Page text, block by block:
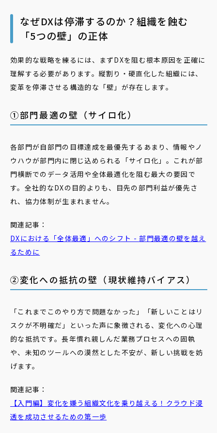
なぜDXは停滞するのか？組織を蝕む
「5つの壁」の正体
効果的な戦略を練るには、まずDXを阻む根本原因を正確に
理解する必要があります。縦割り・硬直化した組織には、
変革を停滞させる構造的な「壁」が存在します。
①部門最適の壁（サイロ化）
各部門が自部門の目標達成を最優先するあまり、情報やノ
ウハウが部門内に閉じ込められる「サイロ化」。これが部
門横断でのデータ活用や全体最適化を阻む最大の要因で
す。全社的なDXの目的よりも、目先の部門利益が優先さ
れ、協力体制が生まれません。
関連記事：
DXにおける「全体最適 」へのシフト -部門最適の壁を越え
るために
②変化への抵抗の壁（現状維持バイアス）
「これまでこのやり方で問題なかった」「新しいことはリ
スクが不明確だ」といった声に象徴される、変化への心理
的な抵抗です。長年慣れ親しんだ業務プロセスへの固執
や、未知のツールへの漠然とした不安が、新しい挑戦を妨
げます。
関連記事：
【入門編】 変化を嫌う組織文化を乗り越える！クラウド浸
透を成功させるための第一歩